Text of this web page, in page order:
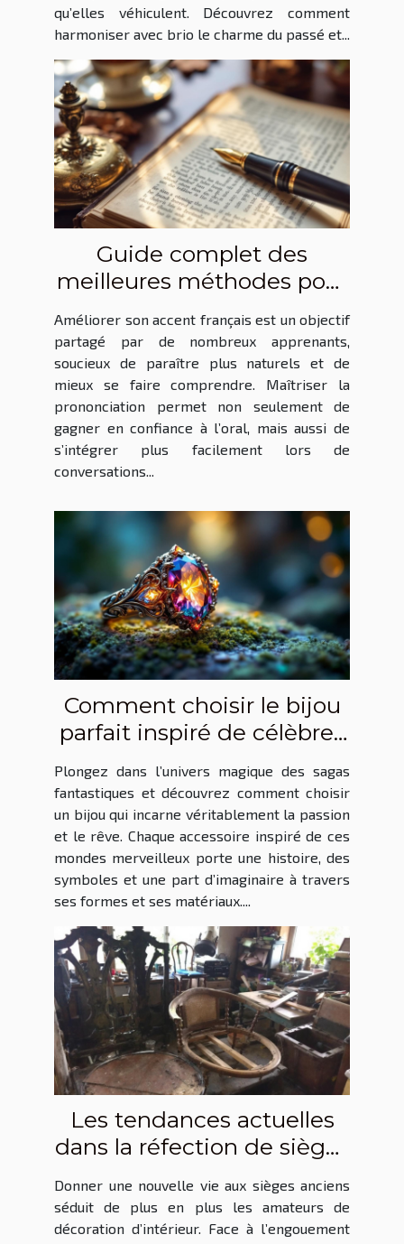
qu’elles véhiculent. Découvrez comment
harmoniser avec brio le charme du passé et...
Guide complet des
meilleures méthodes pour
améliorer votre accent
français
Améliorer son accent français est un objectif
partagé par de nombreux apprenants,
soucieux de paraître plus naturels et de
mieux se faire comprendre. Maîtriser la
prononciation permet non seulement de
gagner en confiance à l’oral, mais aussi de
s’intégrer plus facilement lors de
conversations...
Comment choisir le bijou
parfait inspiré de célèbres
Plongez dans l’univers magique des sagas
fantastiques et découvrez comment choisir
un bijou qui incarne véritablement la passion
et le rêve. Chaque accessoire inspiré de ces
mondes merveilleux porte une histoire, des
symboles et une part d’imaginaire à travers
ses formes et ses matériaux....
Les tendances actuelles
dans la réfection de sièges
anciens
Donner une nouvelle vie aux sièges anciens
séduit de plus en plus les amateurs de
décoration d’intérieur. Face à l’engouement